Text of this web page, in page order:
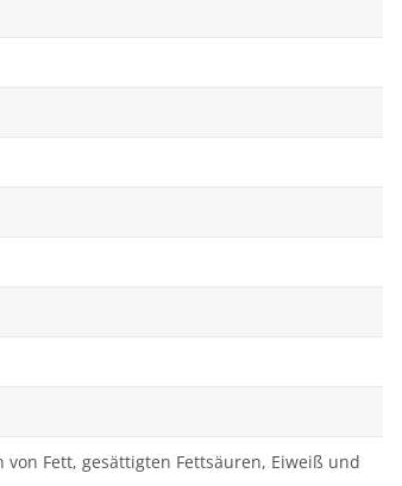
Fett, gesättigten Fettsäuren, Eiweiß und